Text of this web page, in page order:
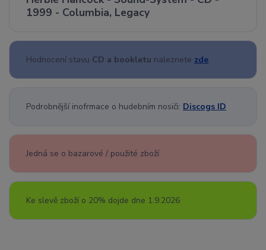
1999 - Columbia, Legacy
Hodnocení stavu CD a bookletu naleznete zde
Podrobnější inofrmace o hudebním nosiči: Discogs ID
Jedná se o bazarové / použité zboží
Ke slevě zboží o 20% dojde dne 1.9.2026